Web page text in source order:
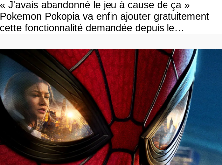
« J'avais abandonné le jeu à cause de ça »
Pokemon Pokopia va enfin ajouter gratuitement
cette fonctionnalité demandée depuis le